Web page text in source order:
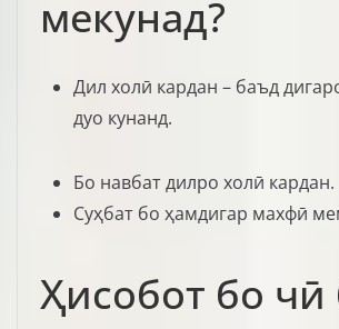
мекунад?
Дил холӣ кардан – баъд
дуо кунанд.
Бо навбат дилро холӣ кардан.
Суҳбат бо ҳамдигар махфӣ
Ҳисобот бо чӣ